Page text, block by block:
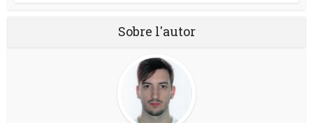
Sobre l'autor